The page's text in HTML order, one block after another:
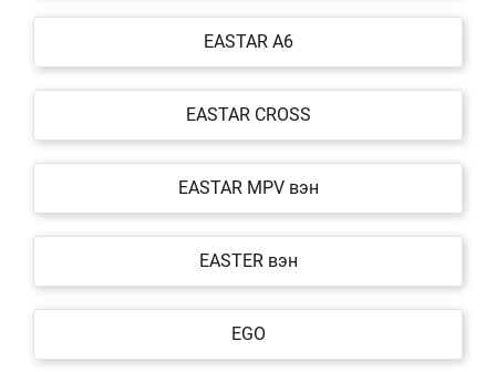
EASTAR A6
EASTAR CROSS
EASTAR MPV вэн
EASTER вэн
EGO